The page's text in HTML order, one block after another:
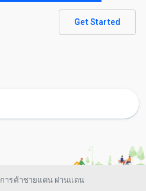
Get Started
การค้าชายแดน ผ่านแดน